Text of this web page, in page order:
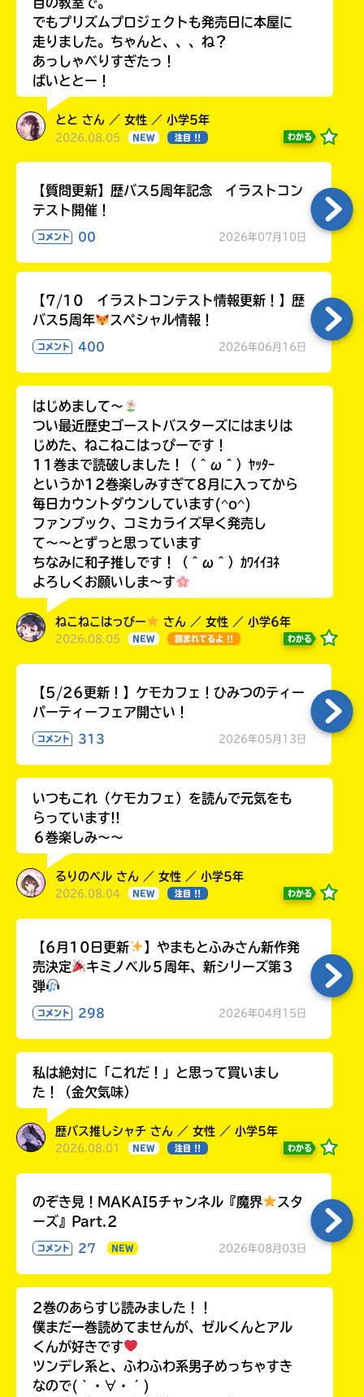
目の教室で。
でもプリズムプロジェクトも発売日に本屋に
走りました。ちゃんと、、、ね？
あっしゃべりすぎたっ！
ばいととー！
とと さん ／ 女性 ／ 小学5年
2026.08.05 NEW 注目 !! わかる
【質問更新】歴バス5周年記念 イラストコン
テスト開催！
コメント 00 2026年07月10日
【7/10 イラストコンテスト情報更新！】歴
バス5周年
スペシャル情報！
コメント 400 2026年06月16日
はじめまして〜
つい最近歴史ゴーストバスターズにはまりは
じめた、ねこねこはっぴーです！
11巻まで読破しました！（＾ω＾）ﾔｯﾀｰ
というか12巻楽しみすぎて8月に入ってから
毎日カウントダウンしています(^o^)
ファンブック、コミカライズ早く発売し
て〜〜とずっと思っています
ちなみに和子推しです！（＾ω＾）ｶﾜｲｲﾖﾈ
よろしくお願いしま〜す
ねこねこはっぴー さん ／ 女性 ／ 小学6年
2026.08.05 NEW 読まれてるよ !! わかる
【5/26更新！】ケモカフェ！ひみつのティー
パーティーフェア開さい！
コメント 313 2026年05月13日
いつもこれ（ケモカフェ）を読んで元気をも
らっています!!
６巻楽しみ～～
るりのベル さん ／ 女性 ／ 小学5年
2026.08.04 NEW 注目 !! わかる
【6月10日更新
】やまもとふみさん新作発
売決定
キミノベル５周年、新シリーズ第３
弾
コメント 298 2026年04月15日
私は絶対に「これだ！」と思って買いまし
た！（金欠気味）
歴バス推しシャチ さん ／ 女性 ／ 小学5年
2026.08.01 NEW 注目 !! わかる
のぞき見！MAKAI5チャンネル『魔界
スタ
ーズ』Part.2
コメント 27 NEW 2026年08月03日
2巻のあらすじ読みました！！
僕まだ一巻読めてませんが、ゼルくんとアル
くんが好きです
ツンデレ系と、ふわふわ系男子めっちゃすき
なので(｀・∀・´)